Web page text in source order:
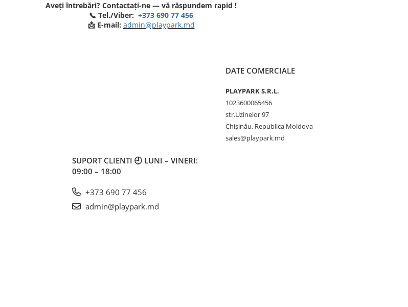
Aveți întrebări? Contactați-ne — vă răspundem rapid !
📞 Tel./Viber: +373 690 77 456
📩 E-mail: admin@playpark.md
DATE COMERCIALE
PLAYPARK S.R.L.
1023600065456
str.Uzinelor 97
Chișinău, Republica Moldova
sales@playpark.md
SUPORT CLIENTI 🕘 LUNI – VINERI:
09:00 – 18:00
+373 690 77 456
admin@playpark.md